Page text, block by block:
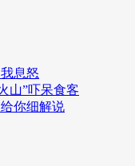
息怒
山”吓呆食客
你细解说